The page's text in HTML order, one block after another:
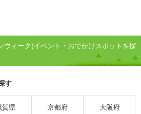
ウィーク)イベント・おでかけスポットを探
す
賀県 京都府 大阪府